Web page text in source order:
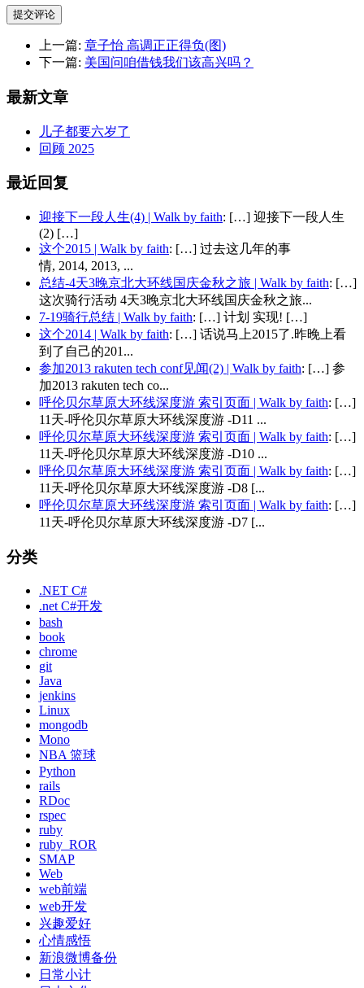
提交评论
上一篇: 章子怡 高调正正得负(图)
下一篇: 美国问咱借钱我们该高兴吗？
最新文章
儿子都要六岁了
回顾 2025
最近回复
迎接下一段人生(4) | Walk by faith: […] 迎接下一段人生
(2) […]
这个2015 | Walk by faith: […] 过去这几年的事
情, 2014, 2013, ...
总结-4天3晚京北大环线国庆金秋之旅 | Walk by faith: […]
这次骑行活动 4天3晚京北大环线国庆金秋之旅...
7-19骑行总结 | Walk by faith: […] 计划 实现! […]
这个2014 | Walk by faith: […] 话说马上2015了.昨晚上看
到了自己的201...
参加2013 rakuten tech conf见闻(2) | Walk by faith: […] 参
加2013 rakuten tech co...
呼伦贝尔草原大环线深度游 索引页面 | Walk by faith: […]
11天-呼伦贝尔草原大环线深度游 -D11 ...
呼伦贝尔草原大环线深度游 索引页面 | Walk by faith: […]
11天-呼伦贝尔草原大环线深度游 -D10 ...
呼伦贝尔草原大环线深度游 索引页面 | Walk by faith: […]
11天-呼伦贝尔草原大环线深度游 -D8 [...
呼伦贝尔草原大环线深度游 索引页面 | Walk by faith: […]
11天-呼伦贝尔草原大环线深度游 -D7 [...
分类
.NET C#
.net C#开发
bash
book
chrome
git
Java
jenkins
Linux
mongodb
Mono
NBA 篮球
Python
rails
RDoc
rspec
ruby
ruby_ROR
SMAP
Web
web前端
web开发
兴趣爱好
心情感悟
新浪微博备份
日常小计